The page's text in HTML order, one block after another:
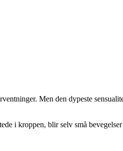
Men den dypeste
i kroppen, blir selv små